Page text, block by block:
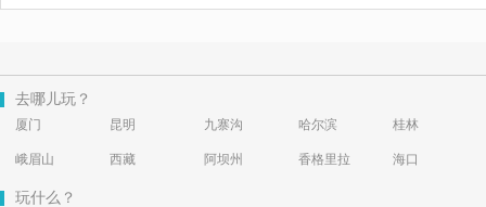
去哪儿玩？
厦门 昆明 九寨沟 哈尔滨 桂林
峨眉山 西藏 阿坝州 香格里拉 海口
玩什么？